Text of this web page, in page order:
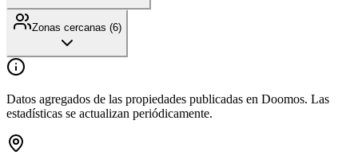
Zonas cercanas (6)
Datos agregados de las propiedades publicadas en Doomos. Las
estadísticas se actualizan periódicamente.